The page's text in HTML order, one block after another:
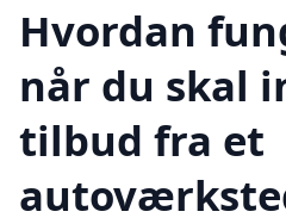
Hvordan
når du skal
tilbud fra et